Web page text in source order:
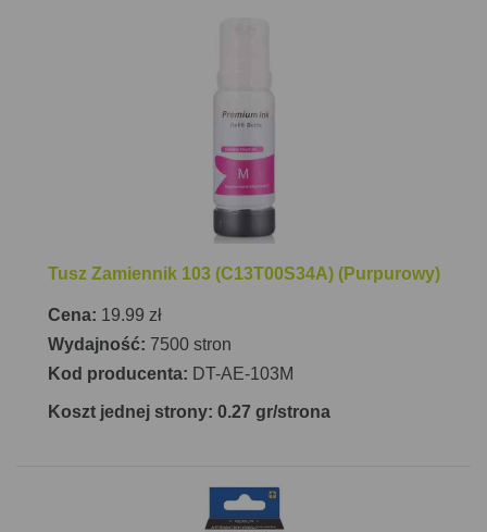
Tusz Zamiennik 103 (C13T00S34A) (Purpurowy)
Cena: 19.99 zł
Wydajność: 7500 stron
Kod producenta: DT-AE-103M
Koszt jednej strony: 0.27 gr/strona